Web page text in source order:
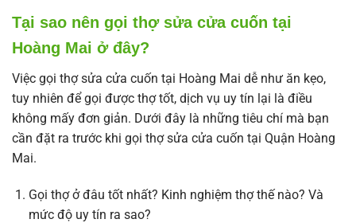
Tại sao nên gọi thợ sửa cửa cuốn tại
Hoàng Mai ở đây?
Việc gọi thợ sửa cửa cuốn tại Hoàng Mai dễ như ăn kẹo,
tuy nhiên để gọi được thợ tốt, dịch vụ uy tín lại là điều
không mấy đơn giản. Dưới đây là những tiêu chí mà bạn
cần đặt ra trước khi gọi thợ sửa cửa cuốn tại Quận Hoàng
Mai.
Gọi thợ ở đâu tốt nhất? Kinh nghiệm thợ thế nào? Và
mức độ uy tín ra sao?